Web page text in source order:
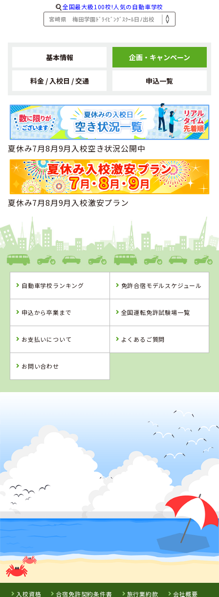
全国最大級100校!人気の自動車学校
基本情報 企画・キャンペーン
料金 / 入校日 / 交通 申込一覧
夏休み7月8月9月入校空き状況公開中
夏休み7月8月9月入校激安プラン
自動車学校ランキング 免許合宿モデルスケジュール
申込から卒業まで 全国運転免許試験場一覧
お支払いについて よくあるご質問
お問い合わせ
入校資格 合宿免許契約条件書 旅行業約款 会社概要